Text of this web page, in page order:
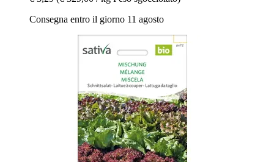
Consegna entro il giorno 11 agosto